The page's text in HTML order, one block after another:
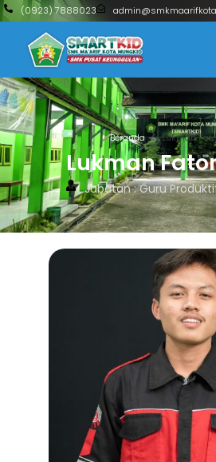
(0923) 7888023
Beranda Lukman
Lukman
Jabatan : Guru